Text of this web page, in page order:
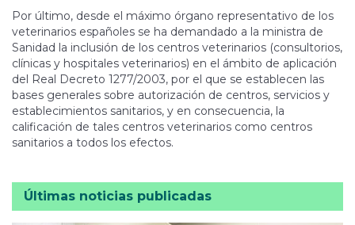
Por último, desde el máximo órgano representativo de los
veterinarios españoles se ha demandado a la ministra de
Sanidad la inclusión de los centros veterinarios (consultorios,
clínicas y hospitales veterinarios) en el ámbito de aplicación
del Real Decreto 1277/2003, por el que se establecen las
bases generales sobre autorización de centros, servicios y
establecimientos sanitarios, y en consecuencia, la
calificación de tales centros veterinarios como centros
sanitarios a todos los efectos.
Últimas noticias publicadas